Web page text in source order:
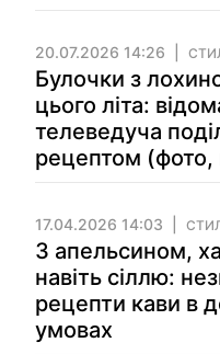
20.07.2026 14:26
Булочки з
цього літа:
телеведуча
рецептом (фото,
17.04.2026 14:03
З апельсином,
навіть сіллю:
рецепти кави в
умовах